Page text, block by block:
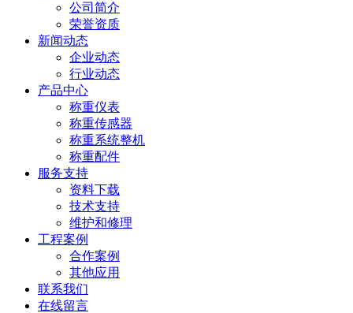
公司简介
荣誉资质
新闻动态
企业动态
行业动态
产品中心
称重仪表
称重传感器
称重系统整机
称重配件
服务支持
资料下载
技术支持
维护和修理
工程案例
合作案例
其他应用
联系我们
在线留言